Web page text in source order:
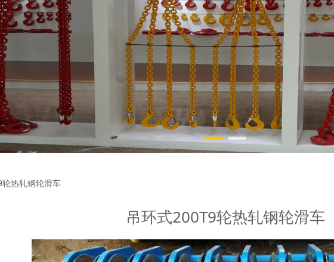
热轧钢轮滑车
热轧钢轮滑车
吊环式200T9轮热轧钢轮滑车